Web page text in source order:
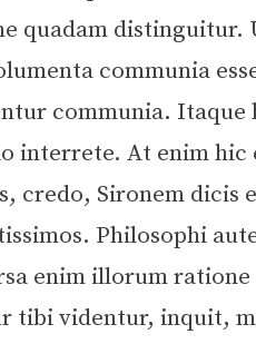
quadam distinguitur.
communia
communia. Itaque
interrete. At enim hic
credo, Sironem dicis
Philosophi
enim illorum
tibi videntur, inquit,